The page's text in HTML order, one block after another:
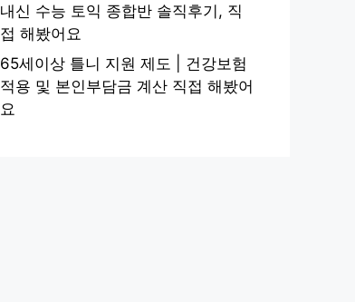
내신 수능 토익 종합반 솔직후기, 직
접 해봤어요
65세이상 틀니 지원 제도 | 건강보험
적용 및 본인부담금 계산 직접 해봤어
요